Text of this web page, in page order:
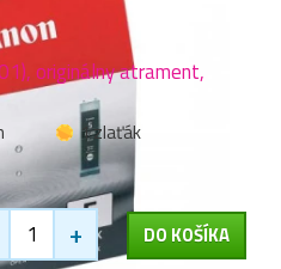
originálny atrament,
1 zlaťák
+ DO KOŠÍKA